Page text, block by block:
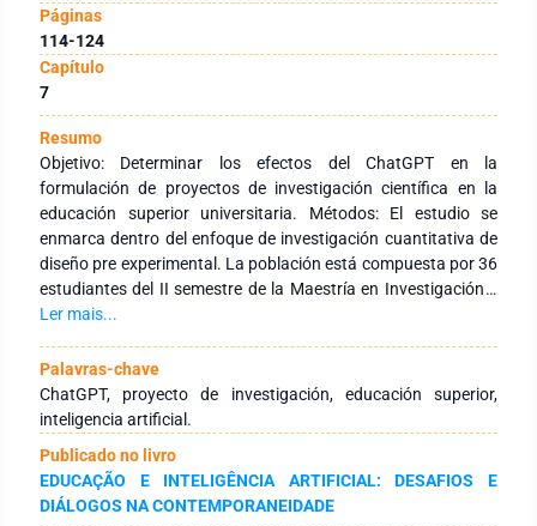
Páginas
114-124
Capítulo
7
Resumo
Objetivo: Determinar los efectos del ChatGPT en la
formulación de proyectos de investigación científica en la
educación superior universitaria. Métodos: El estudio se
enmarca dentro del enfoque de investigación cuantitativa de
diseño pre experimental. La población está compuesta por 36
estudiantes del II semestre de la Maestría en Investigación y
Docencia Universitaria de la Escuela de Posgrado de la
se determinó por medio del muestreo no probabilístico por
conveniencia, siendo la muestra el total 36 estudiantes del II
semestre de la Maestría en Investigación y Docencia
Universitaria de la Escuela de Posgrado de la Universidad
Nacional del Altiplano, Puno – Perú, a quienes se realizó la
prueba de entrada y salida aplicando la inteligencia artificial
ChatGpt. Resultados: La adopción de ChatGPT en la
Ler mais...
Palavras-chave
ChatGPT, proyecto de investigación, educación superior,
inteligencia artificial.
Publicado no livro
EDUCAÇÃO E INTELIGÊNCIA ARTIFICIAL: DESAFIOS E
DIÁLOGOS NA CONTEMPORANEIDADE